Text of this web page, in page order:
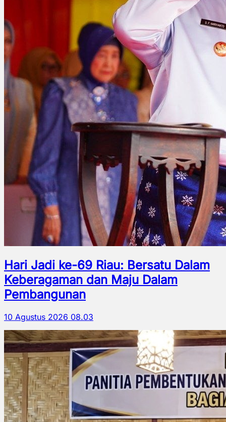
Hari Jadi ke-69 Riau: Bersatu Dalam
Keberagaman dan Maju Dalam
Pembangunan
10 Agustus 2026 08.03